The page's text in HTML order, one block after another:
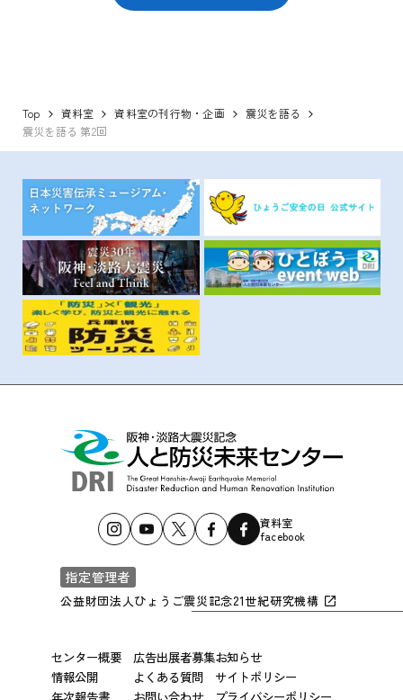
Top 資料室 資料室の刊行物・企画
震災を語る
震災を語る 第2回
資料室
facebook
指定管理者
公益財団法人ひょうご震災記念21世紀研究機構
センター概要
情報公開
広告出展者募集
よくある質問
お知らせ
サイトポリシー